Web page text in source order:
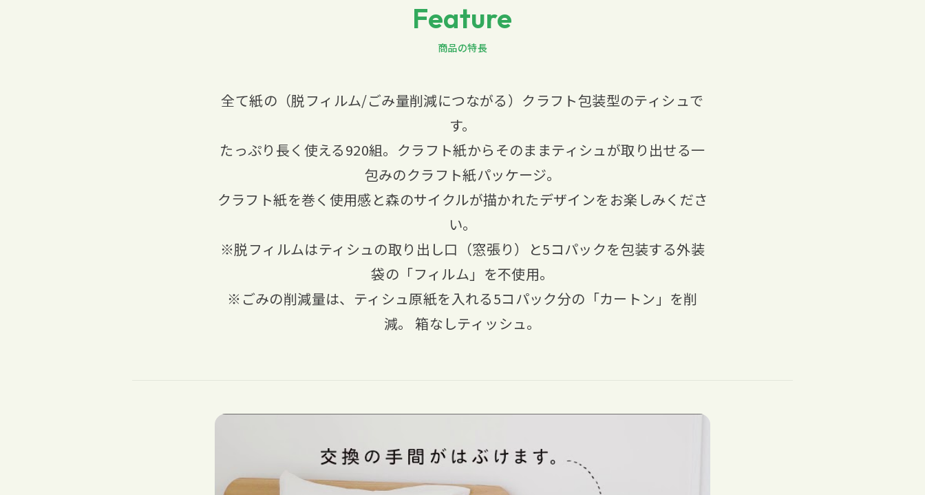
Feature
商品の特長
全て紙の（脱フィルム/ごみ量削減につながる）クラフト包装型のティシュで
す。
たっぷり長く使える920組。クラフト紙からそのままティシュが取り出せる一
包みのクラフト紙パッケージ。
クラフト紙を巻く使用感と森のサイクルが描かれたデザインをお楽しみくださ
い。
※脱フィルムはティシュの取り出し口（窓張り）と5コパックを包装する外装
袋の「フィルム」を不使用。
※ごみの削減量は、ティシュ原紙を入れる5コパック分の「カートン」を削
減。 箱なしティッシュ。